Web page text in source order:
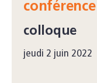
colloque
jeudi 2 juin 2022